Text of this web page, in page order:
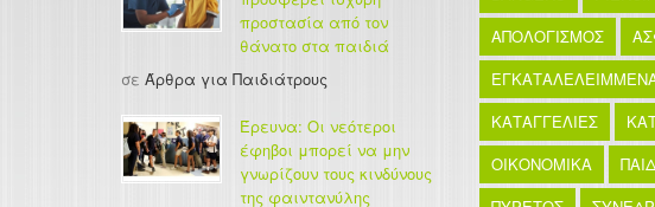
προστασία από τον
θάνατο στα παιδιά
σε Άρθρα για Παιδιάτρους
Έρευνα: Οι νεότεροι
έφηβοι μπορεί να μην
γνωρίζουν τους κινδύνους
της φαιντανύλης
ΑΠΟΛΟΓΙΣΜΟΣ
ΚΑΤΑΓΓΕΛΙΕΣ
ΟΙΚΟΝΟΜΙΚΑ